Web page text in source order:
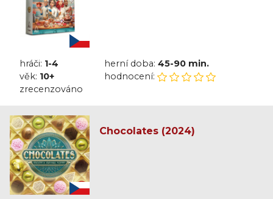
hráči: 1-4 herní doba: 45-90 min.
věk: 10+
hodnocení:
zrecenzováno
Chocolates (2024)